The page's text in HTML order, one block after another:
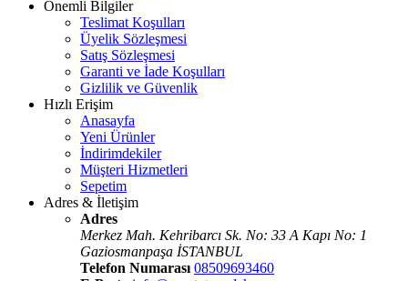
Önemli Bilgiler
Teslimat Koşulları
Üyelik Sözleşmesi
Satış Sözleşmesi
Garanti ve İade Koşulları
Gizlilik ve Güvenlik
Hızlı Erişim
Anasayfa
Yeni Ürünler
İndirimdekiler
Müşteri Hizmetleri
Sepetim
Adres & İletişim
Adres
Merkez Mah. Kehribarcı Sk. No: 33 A Kapı No: 1
Gaziosmanpaşa İSTANBUL
Telefon Numarası 08509693460